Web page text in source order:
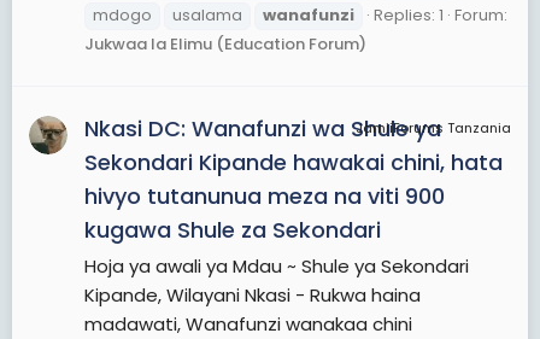
mdogo
usalama wanafunzi Replies: 1 Forum:
Jukwaa la Elimu (Education Forum)
JamiiForums Tanzania
Nkasi DC: Wanafunzi wa Shule ya
Sekondari Kipande hawakai chini, hata
hivyo tutanunua meza na viti 900
kugawa Shule za Sekondari
Hoja ya awali ya Mdau ~ Shule ya Sekondari
Kipande, Wilayani Nkasi - Rukwa haina
madawati, Wanafunzi wanakaa chini